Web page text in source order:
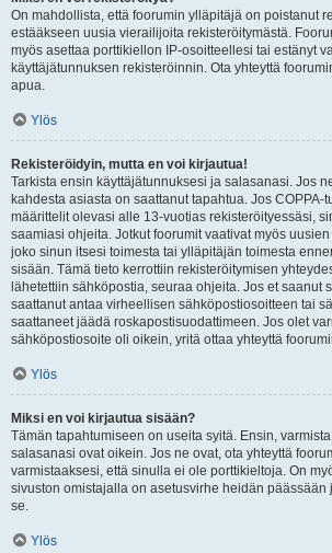
On mahdollista, että foorumin ylläpitäjä on poistanut
estääkseen uusia vierailijoita rekisteröitymästä.
myös asettaa porttikiellon IP-osoitteellesi tai estänyt
käyttäjätunnuksen rekisteröinnin. Ota yhteyttä
apua.
Ylös
Rekisteröidyin, mutta en voi kirjautua!
Tarkista ensin käyttäjätunnuksesi ja salasanasi. Jos
kahdesta asiasta on saattanut tapahtua. Jos COPPA-
määrittelit olevasi alle 13-vuotias rekisteröityessäsi,
saamiasi ohjeita. Jotkut foorumit vaativat myös
joko sinun itsesi toimesta tai ylläpitäjän toimesta
sisään. Tämä tieto kerrottiin rekisteröitymisen
lähetettiin sähköpostia, seuraa ohjeita. Jos et saanut
saattanut antaa virheellisen sähköpostiosoitteen tai
saattaneet jäädä roskapostisuodattimeen. Jos olet
sähköpostiosoite oli oikein, yritä ottaa yhteyttä
Ylös
Miksi en voi kirjautua sisään?
Tämän tapahtumiseen on useita syitä. Ensin,
salasanasi ovat oikein. Jos ne ovat, ota yhteyttä
varmistaaksesi, että sinulla ei ole porttikieltoja. On
sivuston omistajalla on asetusvirhe heidän
se.
Ylös